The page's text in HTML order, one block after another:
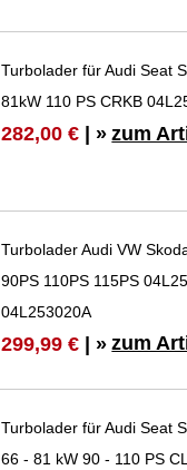
Turbolader für Audi Seat
81kW 110 PS CRKB
282,00 € | » zum
Turbolader Audi VW
90PS 110PS 115PS
04L253020A
299,99 € | » zum
Turbolader für Audi Seat
66 - 81 kW 90 - 110 PS